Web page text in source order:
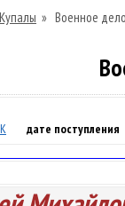
» Военное
дате поступления